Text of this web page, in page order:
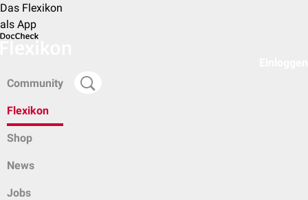
Das Flexikon
als App
Community
Flexikon
Shop
News
Jobs